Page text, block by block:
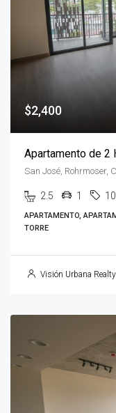
$2,400
San José, Rohrmoser,
2.5 1
APARTAMENTO,
TORRE
Visión Urbana Realty